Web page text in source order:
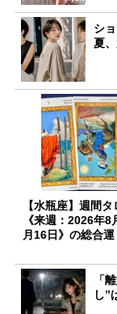
シ
夏
【水瓶座】週間
《来週：2026年8
月16日》の総合
「
し”